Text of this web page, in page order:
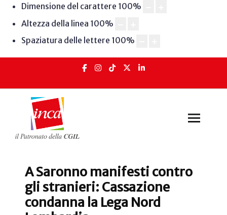
Dimensione del carattere 100%
Altezza della linea 100%
Spaziatura delle lettere 100%
A Saronno manifesti contro
gli stranieri: Cassazione
condanna la Lega Nord